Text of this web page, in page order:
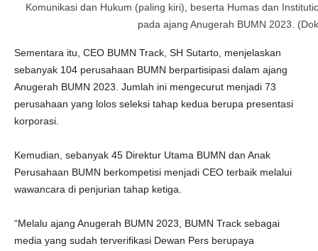
Komunikasi dan Hukum (paling kiri), beserta Humas dan
pada ajang Anugerah BUMN 2023.
Sementara itu, CEO BUMN Track, SH Sutarto, menjelaskan
sebanyak 104 perusahaan BUMN berpartisipasi dalam ajang
Anugerah BUMN 2023. Jumlah ini mengecurut menjadi 73
perusahaan yang lolos seleksi tahap kedua berupa presentasi
korporasi.
Kemudian, sebanyak 45 Direktur Utama BUMN dan Anak
Perusahaan BUMN berkompetisi menjadi CEO terbaik melalui
wawancara di penjurian tahap ketiga.
“Melalu ajang Anugerah BUMN 2023, BUMN Track sebagai
media yang sudah terverifikasi Dewan Pers berupaya